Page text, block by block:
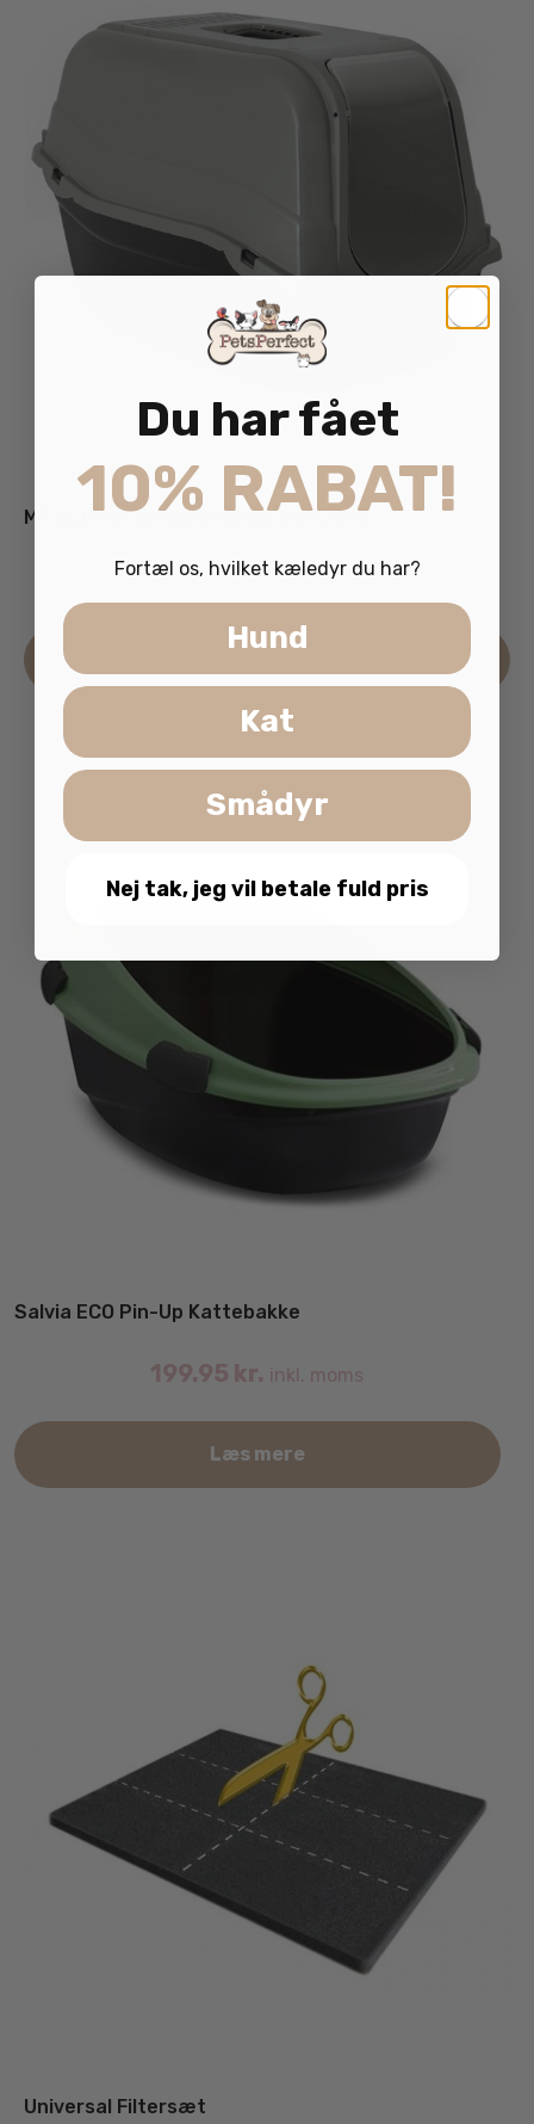
MP ECO Kattetoilet Romeo Sort/Grå
199.95kr. inkl. moms
Salvia ECO Pin-Up Kattebakke
199.95 kr. inkl. moms
Læs mere
Universal Filtersæt
Du har fået
10% RABAT!
Fortæl os, hvilket kæledyr du har?
Hund
Kat
Smådyr
Nej tak, jeg vil betale fuld pris